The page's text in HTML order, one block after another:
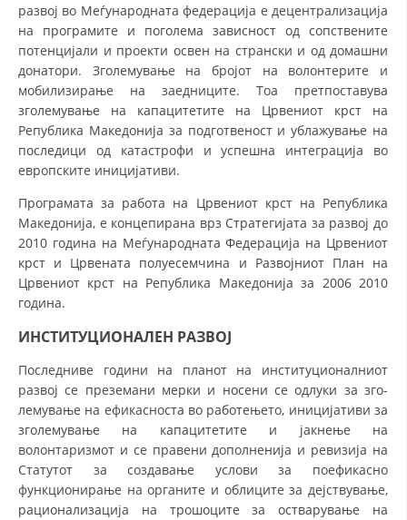
ПОДГОТВЕНОСТ И ДЕЈСТВО ПРИ КАТАСТРОФИ
СПАСИТЕЛНА СТАНИЦА ВОДНО
ПРОЕКТИ – ПОДГОТВЕНОСТ И ДЕЈСТВУВАЊЕ ПРИ КАТАСТРОФИ
ОДНОСИ СО ЈАВНОСТ
ИСТРАЖУВАЊЕ НА ЈАВНО МИСЛЕЊЕ
МЕЃУНАРОДНА СОРАБОТКА
ДОГОВОРИ
ЗНАЧЕЊЕ НА СЛУЖБАТА ЗА БАРАЊЕ
ПРВА ПОМОШ
ИНФОРМАЦИИ ЗА БОЛЕСТИ
МЕНАЏМЕНТ НА ВОЛОНТЕРИ
развој во Меѓународната федерација е децентрализација
на програмите и поголема зависност од сопствените
потенцијали и проекти освен на странски и од домашни
донатори. Зголемување на бројот на волонтерите и
мобилизирање на заедниците. Тоа претпоставува
зголемување на капа­ци­те­тите на Црвениот крст на
Република Македонија за подготвеност и ублажување на
последици од катастрофи и успешна интеграција во
европските иницијативи.
Програмата за работа на Црвениот крст на Ре­публика
Македонија, е концепирана врз Стра­те­ги­ја­та за развој до
2010 година на Меѓународната Фе­де­рација на Црвениот
крст и Црвената по­луе­се­­мчи­на и Развојниот План на
Црвениот крст на Репу­бли­ка Македонија за 2006 2010
година.
ИНСТИТУЦИОНАЛЕН РАЗВОЈ
Последниве години на планот на институционалниот
развој се преземани мерки и носени се одлуки за зго­
лемување на ефикасноста во работењето, иницијативи за
зголемување на капацитетите и јакнење на
волонтаризмот и се правени дополненија и ревизија на
Статутот за создавање услови за поефикасно
функционирање на органите и облиците за дејствување,
рационализација на трошоците за остварување на